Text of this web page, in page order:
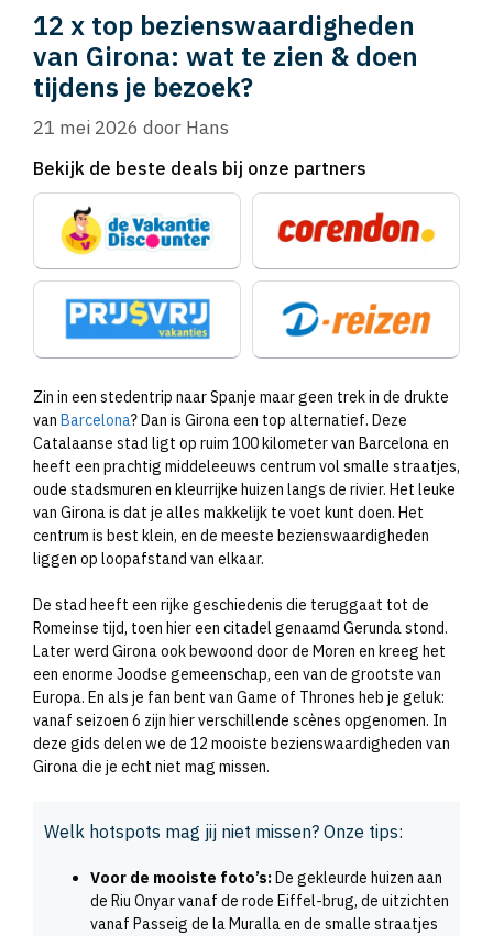
12 x top bezienswaardigheden
van Girona: wat te zien & doen
tijdens je bezoek?
21 mei 2026 door Hans
Bekijk de beste deals bij onze partners
Zin in een stedentrip naar Spanje maar geen trek in de drukte
van Barcelona? Dan is Girona een top alternatief. Deze
Catalaanse stad ligt op ruim 100 kilometer van Barcelona en
heeft een prachtig middeleeuws centrum vol smalle straatjes,
oude stadsmuren en kleurrijke huizen langs de rivier. Het leuke
van Girona is dat je alles makkelijk te voet kunt doen. Het
centrum is best klein, en de meeste bezienswaardigheden
liggen op loopafstand van elkaar.
De stad heeft een rijke geschiedenis die teruggaat tot de
Romeinse tijd, toen hier een citadel genaamd Gerunda stond.
Later werd Girona ook bewoond door de Moren en kreeg het
een enorme Joodse gemeenschap, een van de grootste van
Europa. En als je fan bent van Game of Thrones heb je geluk:
vanaf seizoen 6 zijn hier verschillende scènes opgenomen. In
deze gids delen we de 12 mooiste bezienswaardigheden van
Girona die je echt niet mag missen.
Welk hotspots mag jij niet missen? Onze tips:
Voor de mooiste foto’s:De gekleurde huizen aan
de Riu Onyar vanaf de rode Eiffel-brug, de uitzichten
vanaf Passeig de la Muralla en de smalle straatjes